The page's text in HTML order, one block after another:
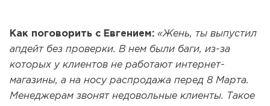
Как поговорить с Евгением: «Жень, ты выпустил
апдейт без проверки. В нем были баги, из-за
которых у клиентов не работают интернет-
магазины, а на носу распродажа перед 8 Марта.
Менеджерам звонят недовольные клиенты. Такое